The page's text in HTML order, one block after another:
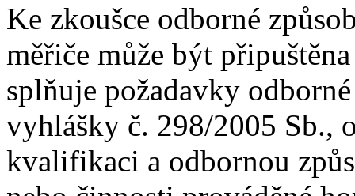
Ke zkoušce odborné
měřiče může být
splňuje požadavky
vyhlášky č. 298/2005 Sb.,
kvalifikaci a odbornou